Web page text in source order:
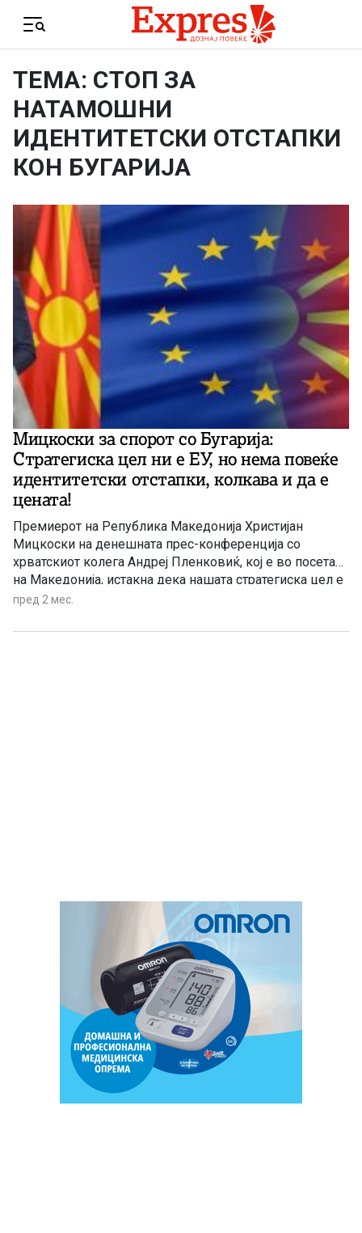
Menu
ТЕМА: СТОП ЗА
НАТАМОШНИ
ИДЕНТИТЕТСКИ ОТСТАПКИ
КОН БУГАРИЈА
Мицкоски за спорот со Бугарија:
Стратегиска цел ни е ЕУ, но нема повеќе
идентитетски отстапки, колкава и да е
цената!
Премиерот на Република Македонија Христијан
Мицкоски на денешната прес-конференција со
хрватскиот колега Андреј Пленковиќ, кој е во посета
на Македонија, истакна дека нашата стратегиска цел е
да бидеме дел од Европската Унија. „Но, нема повеќе
кога станува збор за нашите национални одредници,
пред 2 мес.